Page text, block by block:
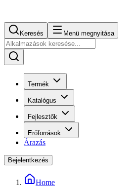
Keresés Menü megnyitása
Termék
Katalógus
Fejlesztők
Erőforrások
Árazás
Bejelentkezés
Home